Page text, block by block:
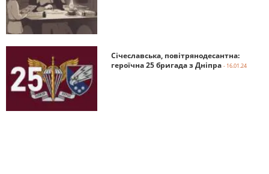
Січеславська, повітрянодесантна:
героїчна 25 бригада з Дніпра - 16.01.24